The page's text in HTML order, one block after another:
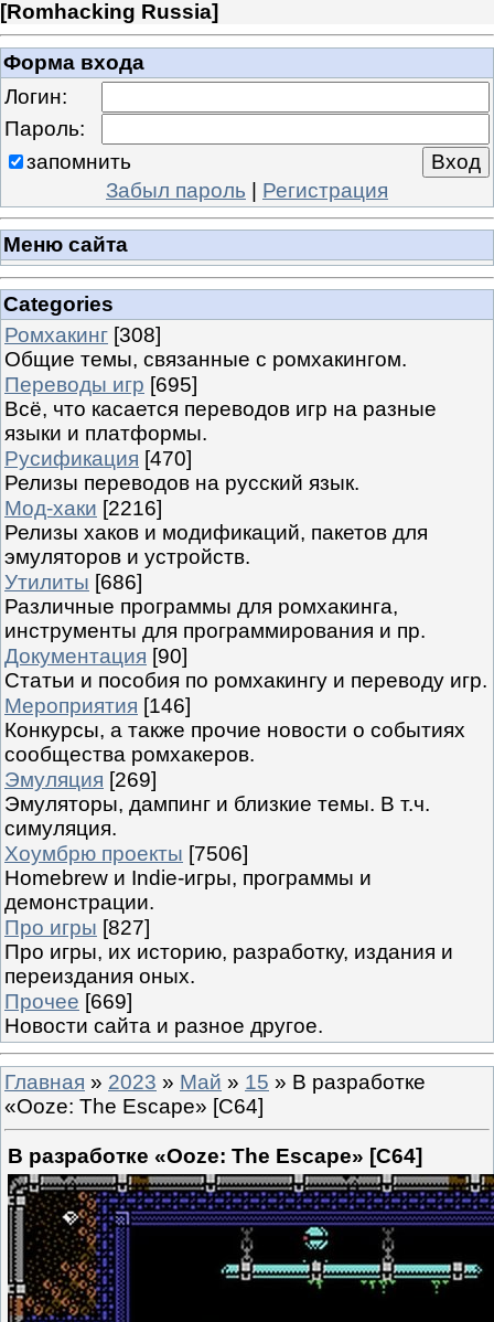
[Romhacking Russia]
Форма входа
Логин:
Пароль:
запомнить
Забыл пароль | Регистрация
Меню сайта
Categories
Ромхакинг [308]
Общие темы, связанные с ромхакингом.
Переводы игр [695]
Всё, что касается переводов игр на разные
языки и платформы.
Русификация [470]
Релизы переводов на русский язык.
Мод-хаки [2216]
Релизы хаков и модификаций, пакетов для
эмуляторов и устройств.
Утилиты [686]
Различные программы для ромхакинга,
инструменты для программирования и пр.
Документация [90]
Статьи и пособия по ромхакингу и переводу игр.
Мероприятия [146]
Конкурсы, а также прочие новости о событиях
сообщества ромхакеров.
Эмуляция [269]
Эмуляторы, дампинг и близкие темы. В т.ч.
симуляция.
Хоумбрю проекты [7506]
Homebrew и Indie-игры, программы и
демонстрации.
Про игры [827]
Про игры, их историю, разработку, издания и
переиздания оных.
Прочее [669]
Новости сайта и разное другое.
Главная » 2023 » Май » 15 » В разработке
«Ooze: The Escape» [C64]
В разработке «Ooze: The Escape» [C64]